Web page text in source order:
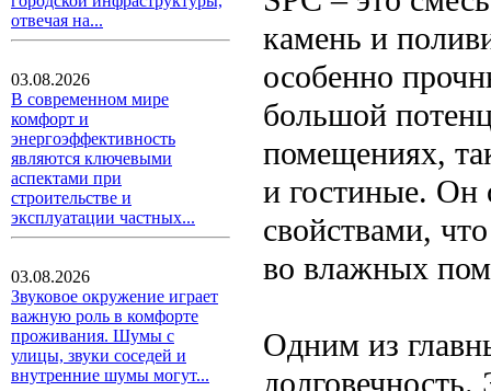
отвечая на...
03.08.2026
В современном мире
комфорт и
энергоэффективность
являются ключевыми
аспектами при
строительстве и
эксплуатации частных...
03.08.2026
Звуковое окружение играет
важную роль в комфорте
проживания. Шумы с
улицы, звуки соседей и
внутренние шумы могут...
камень и
особенно
большой
помещениях,
и гостиные. Он
свойствами,
во влажных
Одним из
долговечность.